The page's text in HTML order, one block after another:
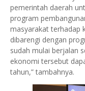
pemerintah daerah
program
masyarakat terhadap
dibarengi dengan
sudah mulai berjalan
ekonomi tersebut
tahun,” tambahnya.